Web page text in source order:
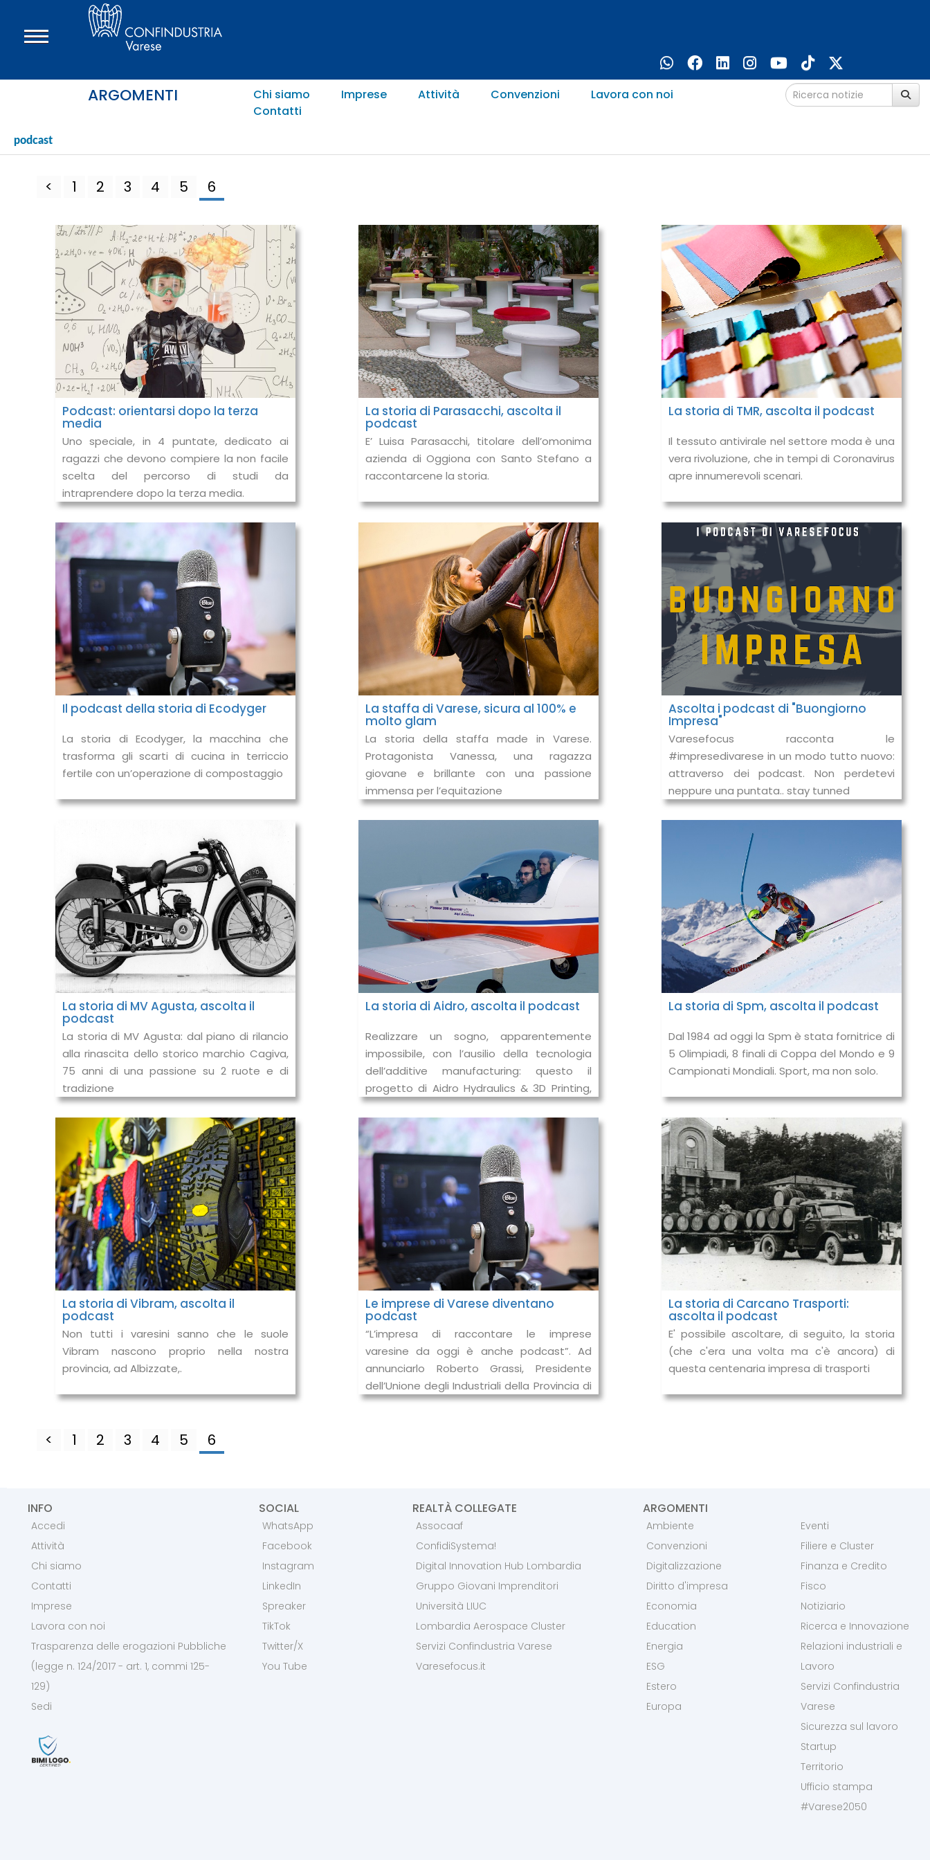
ARGOMENTI Chi siamo Imprese Attività Convenzioni
Lavora con noi
Contatti
podcast
< 1 2 3 4 5 6
Podcast: orientarsi dopo la terza
media
Uno speciale, in 4 puntate, dedicato ai
ragazzi che devono compiere la non facile
scelta del percorso di studi da
intraprendere dopo la terza media.
La storia di Parasacchi, ascolta il
podcast
E’ Luisa Parasacchi, titolare dell’omonima
azienda di Oggiona con Santo Stefano a
raccontarcene la storia.
La storia di TMR, ascolta il podcast
Il tessuto antivirale nel settore moda è una
vera rivoluzione, che in tempi di Coronavirus
apre innumerevoli scenari.
Il podcast della storia di Ecodyger
La storia di Ecodyger, la macchina che
trasforma gli scarti di cucina in terriccio
fertile con un’operazione di compostaggio
La staffa di Varese, sicura al 100% e
molto glam
La storia della staffa made in Varese.
Protagonista Vanessa, una ragazza
giovane e brillante con una passione
immensa per l’equitazione
Ascolta i podcast di "Buongiorno
Impresa"
Varesefocus racconta le
#impresedivarese in un modo tutto nuovo:
attraverso dei podcast. Non perdetevi
neppure una puntata.. stay tunned
La storia di MV Agusta, ascolta il
podcast
La storia di MV Agusta: dal piano di rilancio
alla rinascita dello storico marchio Cagiva,
75 anni di una passione su 2 ruote e di
tradizione
La storia di Aidro, ascolta il podcast
Realizzare un sogno, apparentemente
impossibile, con l’ausilio della tecnologia
dell’additive manufacturing: questo il
progetto di Aidro Hydraulics & 3D Printing,
azienda di Taino
La storia di Spm, ascolta il podcast
Dal 1984 ad oggi la Spm è stata fornitrice di
5 Olimpiadi, 8 finali di Coppa del Mondo e 9
Campionati Mondiali. Sport, ma non solo.
La storia di Vibram, ascolta il
podcast
Non tutti i varesini sanno che le suole
Vibram nascono proprio nella nostra
provincia, ad Albizzate,.
Le imprese di Varese diventano
podcast
“L’impresa di raccontare le imprese
varesine da oggi è anche podcast”. Ad
annunciarlo Roberto Grassi, Presidente
dell’Unione degli Industriali della Provincia di
Varese. La novità è l’ultima delle ini
La storia di Carcano Trasporti:
ascolta il podcast
E' possibile ascoltare, di seguito, la storia
(che c'era una volta ma c'è ancora) di
questa centenaria impresa di trasporti
< 1 2 3 4 5 6
INFO
Accedi
Attività
Chi siamo
Contatti
Imprese
Lavora con noi
Trasparenza delle erogazioni Pubbliche
(legge n. 124/2017 - art. 1, commi 125-
129)
Sedi
SOCIAL
WhatsApp
Facebook
Instagram
LinkedIn
Spreaker
TikTok
Twitter/X
You Tube
REALTÀ COLLEGATE
Assocaaf
ConfidiSystema!
Digital Innovation Hub Lombardia
Gruppo Giovani Imprenditori
Università LIUC
Lombardia Aerospace Cluster
Servizi Confindustria Varese
Varesefocus.it
ARGOMENTI
Ambiente
Convenzioni
Digitalizzazione
Diritto d'impresa
Economia
Education
Energia
ESG
Estero
Europa
Eventi
Filiere e Cluster
Finanza e Credito
Fisco
Notiziario
Ricerca e Innovazione
Relazioni industriali e
Lavoro
Servizi Confindustria
Varese
Sicurezza sul lavoro
Startup
Territorio
Ufficio stampa
#Varese2050